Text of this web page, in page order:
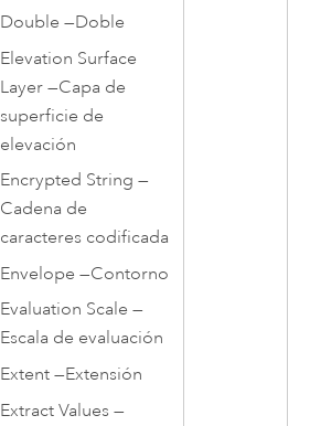
Double —Doble
Elevation Surface
Layer —Capa de
superficie de
elevación
Encrypted String —
Cadena de
caracteres codificada
Envelope —Contorno
Evaluation Scale —
Escala de evaluación
Extent —Extensión
Extract Values —